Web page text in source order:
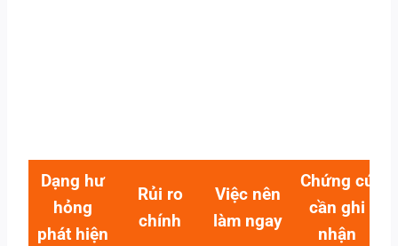
Dạng hư
hỏng
phát hiện
Rủi ro
chính
Việc nên
làm ngay
Chứng cứ
cần ghi
nhận